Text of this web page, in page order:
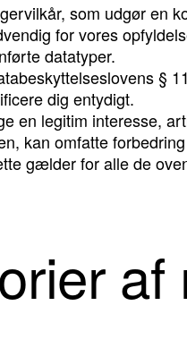
som udgør en
for vores
datatyper.
§
dig entydigt.
en legitim interesse,
kan omfatte
gælder for alle de
af